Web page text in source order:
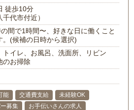
徒歩10分
千代市付近）
間で1時間〜、好きな日に働くこと
。(候補の日時から選択)
トイレ、お風呂、洗面所、リビン
のお掃除
能 交通費支給
未経験OK
募集 お手伝いさんの求人